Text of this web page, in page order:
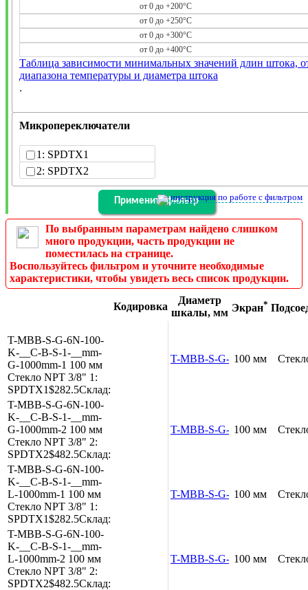
от 0 до +200°C
от 0 до +250°C
от 0 до +300°C
от 0 до +400°C
Таблица зависимости минимальных значений длин штока,
диапазона температуры и диаметра штока
.
Микропереключатели
1: SPDTX1
2: SPDTX2
инструкция по работе с фильтром
По выбранным параметрам найдено слишком
много продукции, часть продукции не
поместилась на странице.
Воспользуйтесь фильтром и уточните необходимые
характеристики, чтобы увидеть весь список продукции.
Кодировка
Диаметр
шкалы, мм Экран*
T-MBB-S-G-6N-100-
K-__C-B-S-1-__mm-
G-1000mm-1 100 мм
Стекло NPT 3/8" 1:
SPDTX1$282.5Склад:
T-MBB-S-G-6N-100-K-__C-
100 мм
T-MBB-S-G-6N-100-
K-__C-B-S-1-__mm-
G-1000mm-2 100 мм
Стекло NPT 3/8" 2:
SPDTX2$482.5Склад:
T-MBB-S-G-6N-100-K-__C-
100 мм
T-MBB-S-G-6N-100-
K-__C-B-S-1-__mm-
L-1000mm-1 100 мм
Стекло NPT 3/8" 1:
SPDTX1$282.5Склад:
T-MBB-S-G-6N-100-K-__C-
100 мм
T-MBB-S-G-6N-100-
K-__C-B-S-1-__mm-
L-1000mm-2 100 мм
Стекло NPT 3/8" 2:
SPDTX2$482.5Склад:
T-MBB-S-G-6N-100-K-__C-
100 мм